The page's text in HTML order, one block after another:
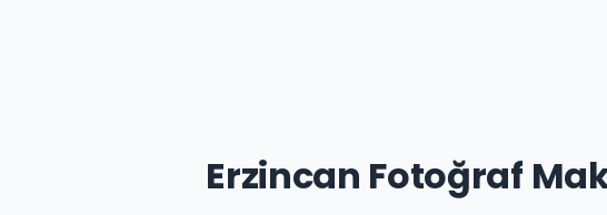
Erzincan Fotoğraf